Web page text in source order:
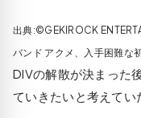
出典:©GEKIROCK
バンド アクメ、入手困難な
DIVの解散が決まった
ていきたいと考えてい